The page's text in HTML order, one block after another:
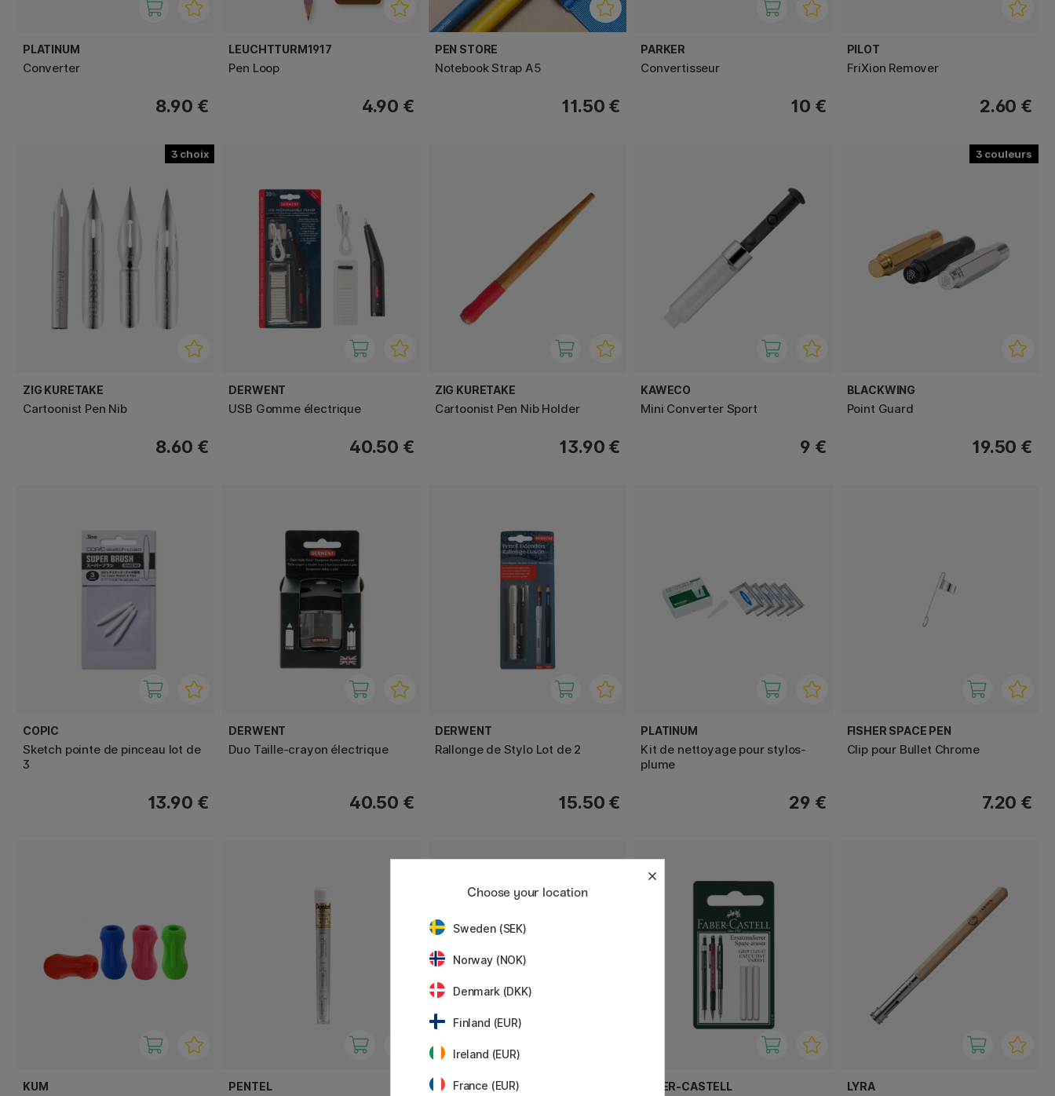
PLATINUM
Converter
8.90 €
LEUCHTTURM1917
Pen Loop
4.90 €
PEN STORE
Notebook Strap A5
11.50 €
PARKER
Convertisseur
10 €
PILOT
FriXion Remover
2.60 €
3
ZIG KURETAKE
Cartoonist Pen Nib
8.60 €
DERWENT
USB Gomme électrique
40.50 €
ZIG KURETAKE
Cartoonist Pen Nib Holder
13.90 €
KAWECO
Mini Converter Sport
9 €
3
BLACKWING
Point Guard
19.50 €
COPIC
Sketch pointe de pinceau lot de
3
13.90 €
DERWENT
Duo Taille-crayon électrique
40.50 €
DERWENT
Rallonge de Stylo Lot de 2
15.50 €
PLATINUM
Kit de nettoyage pour stylos-
plume
29 €
FISHER SPACE PEN
Clip pour Bullet Chrome
7.20 €
KUM PENTEL FISHER SPACE PEN FABER-CASTELL LYRA
Choose your location
Sweden (SEK)
Norway (NOK)
Denmark (DKK)
Finland (EUR)
Ireland (EUR)
France (EUR)